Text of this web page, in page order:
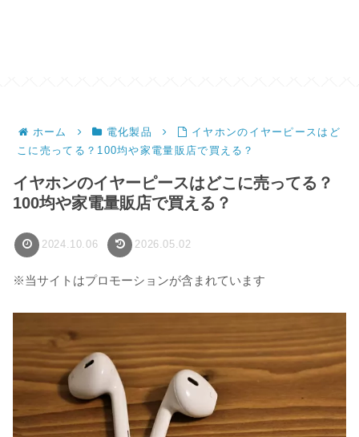
ホーム 電化製品
イヤホンのイヤーピースはど
こに売ってる？100均や家電量販店で買える？
イヤホンのイヤーピースはどこに売ってる？
100均や家電量販店で買える？
2024.10.06 2026.05.02
※当サイトはプロモーションが含まれています